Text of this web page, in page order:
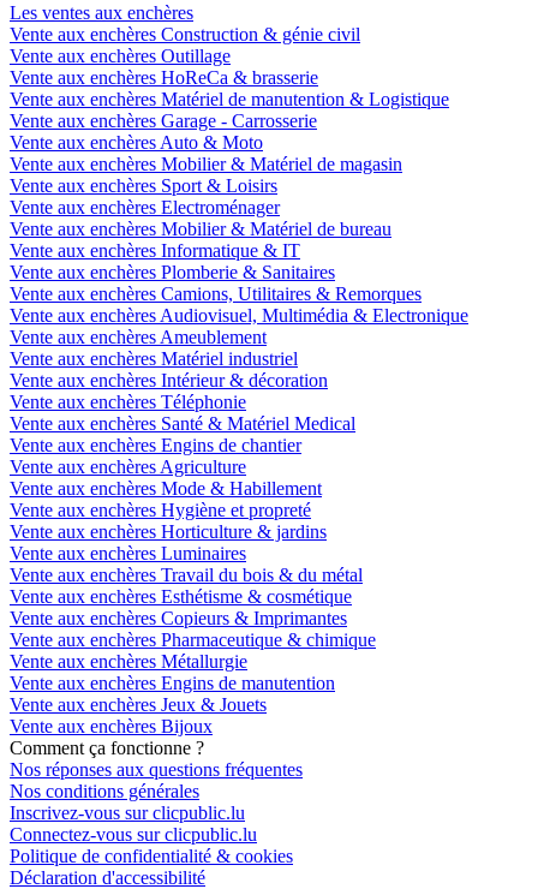
Les ventes aux enchères
Vente aux enchères Construction & génie civil
Vente aux enchères Outillage
Vente aux enchères HoReCa & brasserie
Vente aux enchères Matériel de manutention & Logistique
Vente aux enchères Garage - Carrosserie
Vente aux enchères Auto & Moto
Vente aux enchères Mobilier & Matériel de magasin
Vente aux enchères Sport & Loisirs
Vente aux enchères Electroménager
Vente aux enchères Mobilier & Matériel de bureau
Vente aux enchères Informatique & IT
Vente aux enchères Plomberie & Sanitaires
Vente aux enchères Camions, Utilitaires & Remorques
Vente aux enchères Audiovisuel, Multimédia & Electronique
Vente aux enchères Ameublement
Vente aux enchères Matériel industriel
Vente aux enchères Intérieur & décoration
Vente aux enchères Téléphonie
Vente aux enchères Santé & Matériel Medical
Vente aux enchères Engins de chantier
Vente aux enchères Agriculture
Vente aux enchères Mode & Habillement
Vente aux enchères Hygiène et propreté
Vente aux enchères Horticulture & jardins
Vente aux enchères Luminaires
Vente aux enchères Travail du bois & du métal
Vente aux enchères Esthétisme & cosmétique
Vente aux enchères Copieurs & Imprimantes
Vente aux enchères Pharmaceutique & chimique
Vente aux enchères Métallurgie
Vente aux enchères Engins de manutention
Vente aux enchères Jeux & Jouets
Vente aux enchères Bijoux
Comment ça fonctionne ?
Nos réponses aux questions fréquentes
Nos conditions générales
Inscrivez-vous sur clicpublic.lu
Connectez-vous sur clicpublic.lu
Politique de confidentialité & cookies
Déclaration d'accessibilité